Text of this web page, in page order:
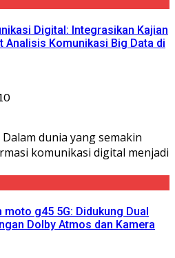
Digital: Integrasikan Kajian
Analisis Komunikasi Big Data di
Dalam dunia yang semakin
komunikasi digital menjadi
g45 5G: Didukung Dual
Dolby Atmos dan Kamera